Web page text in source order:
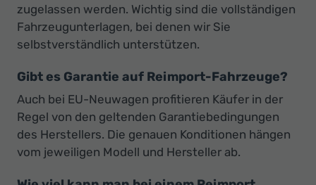
zugelassen werden. Wichtig sind die vollständigen
Fahrzeugunterlagen, bei denen wir Sie
selbstverständlich unterstützen.
Gibt es Garantie auf Reimport-Fahrzeuge?
Auch bei EU-Neuwagen profitieren Käufer in der
Regel von den geltenden Garantiebedingungen
des Herstellers. Die genauen Konditionen hängen
vom jeweiligen Modell und Hersteller ab.